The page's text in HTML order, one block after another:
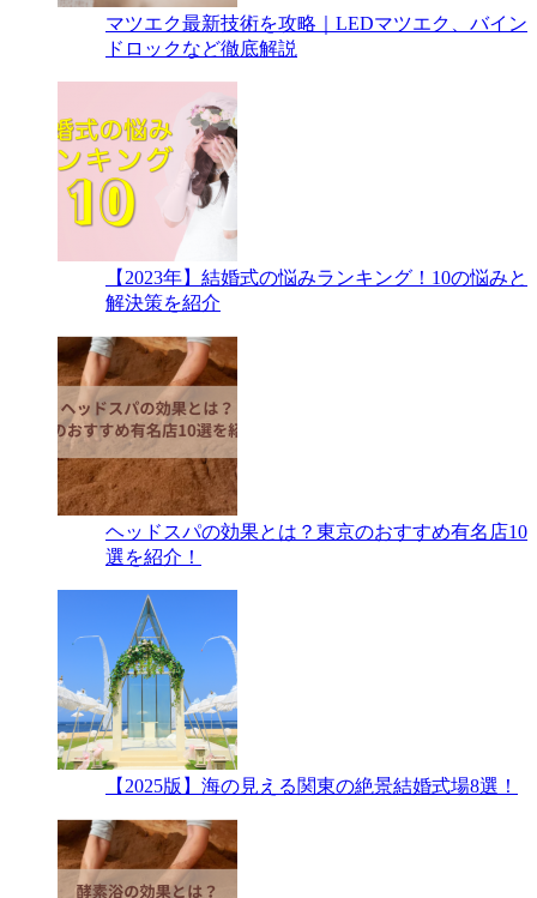
マツエク最新技術を攻略｜LEDマツエク、バイン
ドロックなど徹底解説
【2023年】結婚式の悩みランキング！10の悩みと
解決策を紹介
ヘッドスパの効果とは？東京のおすすめ有名店10
選を紹介！
【2025版】海の見える関東の絶景結婚式場8選！